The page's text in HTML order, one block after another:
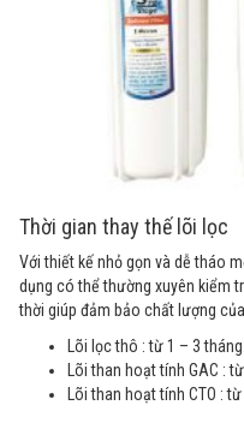
Thời gian thay thế lõi lọc
Với thiết kế nhỏ gọn và dễ tháo
dụng có thể thường xuyên kiểm
thời giúp đảm bảo chất lượng
Lõi lọc thô : từ 1 – 3 tháng.
Lõi than hoạt tính GAC :
Lõi than hoạt tính CTO :